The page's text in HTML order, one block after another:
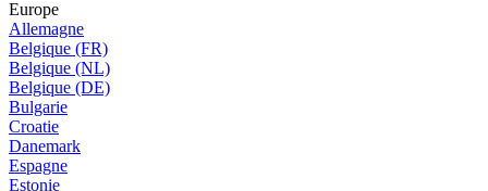
Europe
Allemagne
Belgique (FR)
Belgique (NL)
Belgique (DE)
Bulgarie
Croatie
Danemark
Espagne
Estonie